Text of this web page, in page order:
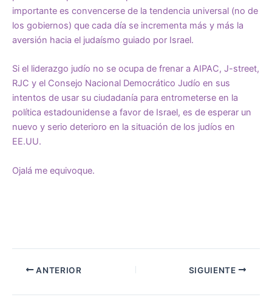
importante es convencerse de la tendencia universal (no de
los gobiernos) que cada día se incrementa más y más la
aversión hacia el judaísmo guiado por Israel.
Si el liderazgo judío no se ocupa de frenar a AIPAC, J-street,
RJC y el Consejo Nacional Democrático Judío en sus
intentos de usar su ciudadanía para entrometerse en la
política estadounidense a favor de Israel, es de esperar un
nuevo y serio deterioro en la situación de los judíos en
EE.UU.
Ojalá me equivoque.
ANTERIOR SIGUIENTE